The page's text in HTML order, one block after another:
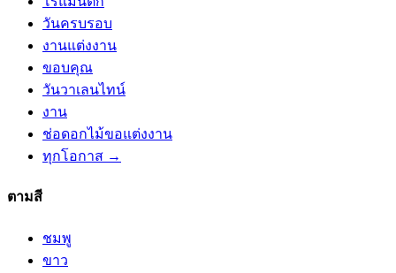
วันครบรอบ
งานแต่งงาน
ขอบคุณ
วันวาเลนไทน์
งาน
ช่อดอกไม้ขอแต่งงาน
ทุกโอกาส →
ตามสี
ชมพู
ขาว